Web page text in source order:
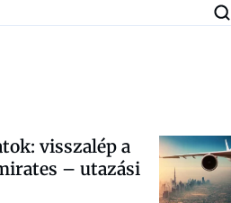
visszalép a
– utazási